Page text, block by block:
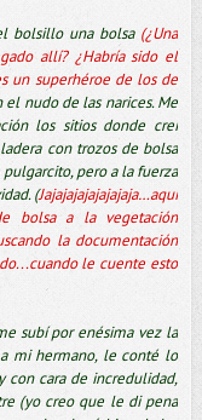
bolsillo una bolsa (¿Una
allí? ¿Habría sido el
un superhéroe de los de
el nudo de las narices. Me
los sitios donde creí
con trozos de bolsa
pero a la fuerza
(Jajajajajajajajaja…aquí
bolsa a la vegetación
la documentación
le cuente esto
subí por enésima vez la
mi hermano, le conté lo
con cara de incredulidad,
(yo creo que le di pena